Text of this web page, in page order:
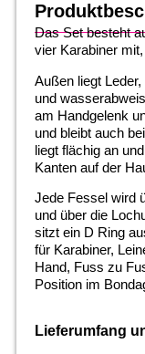
Das Set besteht
vier Karabiner
Außen liegt
und
am Handgelenk
und bleibt auch
liegt flächig an
Kanten auf der
Jede Fessel wird
und über die
sitzt ein D Ring
für Karabiner,
Hand, Fuss zu
Position im
Lieferumfang